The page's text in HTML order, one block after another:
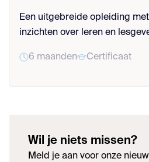
Een uitgebreide opleiding
inzichten over leren en
strategieën en diverse
6 maanden
Certificaat
Wil je niets missen?
Meld je aan voor onze